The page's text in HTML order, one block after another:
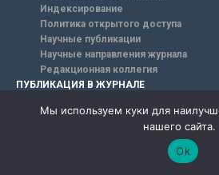
Индексирование
Политика открытого доступа
Научные публикации
Научные направления журнала
Редакционная коллегия
ПУБЛИКАЦИЯ В ЖУРНАЛЕ
Мы используем куки для
нашего сайта.
Ok